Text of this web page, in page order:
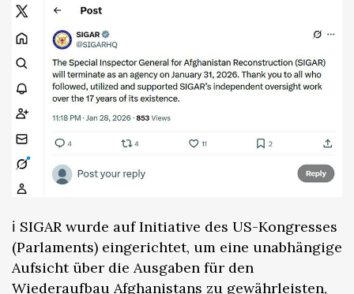
ℹ️ SIGAR wurde auf Initiative des US-Kongresses
(Parlaments) eingerichtet, um eine unabhängige
Aufsicht über die Ausgaben für den
Wiederaufbau Afghanistans zu gewährleisten,